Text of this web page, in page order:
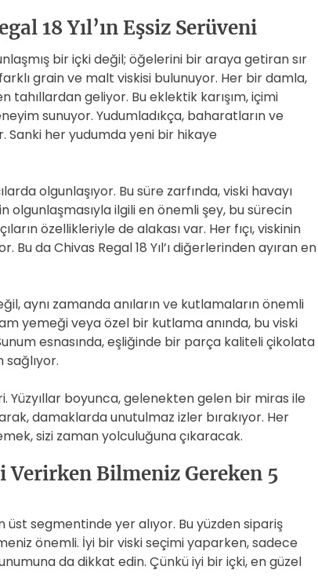
18 Yıl’ın Eşsiz Serüveni
bir içki değil; öğelerini bir araya getiran sır
grain ve malt viskisi bulunuyor. Her bir damla,
tahıllardan geliyor. Bu eklektik karışım, içimi
sunuyor. Yudumladıkça, baharatların ve
Sanki her yudumda yeni bir hikaye
olgunlaşıyor. Bu süre zarfında, viski havayı
olgunlaşmasıyla ilgili en önemli şey, bu sürecin
özellikleriyle de alakası var. Her fıçı, viskinin
da Chivas Regal 18 Yıl’ı diğerlerinden ayıran en
aynı zamanda anıların ve kutlamaların önemli
yemeği veya özel bir kutlama anında, bu viski
esnasında, eşliğinde bir parça kaliteli çikolata
Yüzyıllar boyunca, gelenekten gelen bir miras ile
damaklarda unutulmaz izler bırakıyor. Her
sizi zaman yolculuğuna çıkaracak.
Verirken Bilmeniz Gereken 5
üst segmentinde yer alıyor. Bu yüzden sipariş
önemli. İyi bir viski seçimi yaparken, sadece
da dikkat edin. Çünkü iyi bir içki, en güzel